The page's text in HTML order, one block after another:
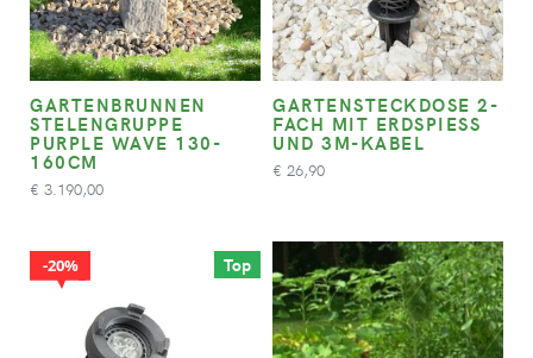
GARTENBRUNNEN
STELENGRUPPE
PURPLE WAVE 130-
160CM
€ 3.190,00
GARTENSTECKDOSE 2-
FACH MIT ERDSPIESS U
ND 3M-KABEL
€ 26,90
Top
20%